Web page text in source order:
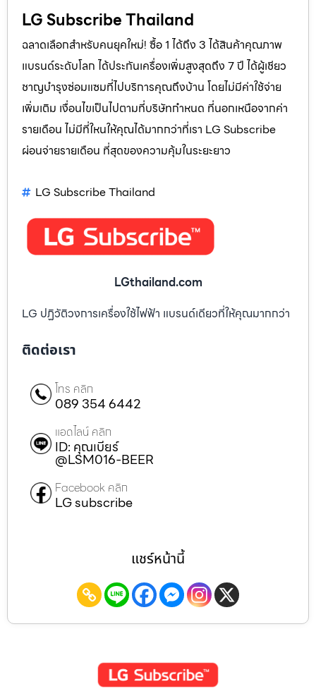
LG Subscribe Thailand
ฉลาดเลือกสำหรับคนยุคใหม่! ซื้อ 1 ได้ถึง 3 ได้สินค้าคุณภาพ
แบรนด์ระดับโลก ได้ประกันเครื่องเพิ่มสูงสุดถึง 7 ปี ได้ผู้เชียว
ชาญบำรุงซ่อมแซมที่ไปบริการคุณถึงบ้าน โดยไม่มีค่าใช้จ่าย
เพิ่มเติม เงื่อนไขเป็นไปตามที่บริษัทกำหนด ที่นอกเหนือจากค่า
รายเดือน ไม่มีที่ใหนให้คุณได้มากกว่าที่เรา LG Subscribe
ผ่อนจ่ายรายเดือน ที่สุดของความคุ้มในระยะยาว
LG Subscribe Thailand
LGthailand.com
LG ปฏิวัติวงการเครื่องใช้ไฟฟ้า แบรนด์เดียวที่ให้คุณมากกว่า
ติดต่อเรา
โทร คลิก
089 354 6442
แอดไลน์ คลิก
ID: คุณเบียร์
@LSM016-BEER
Facebook คลิก
LG subscribe
แชร์หน้านี้